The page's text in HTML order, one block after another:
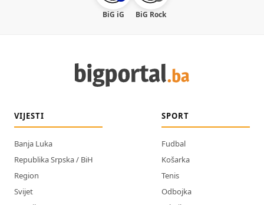
BiG iG BiG Rock
VIJESTI
Banja Luka
Republika Srpska / BiH
Region
Svijet
SPORT
Fudbal
Košarka
Tenis
Odbojka